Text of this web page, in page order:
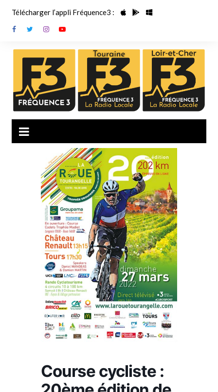
contenu
Télécharger l’appli Fréquence3 :
Course cycliste :